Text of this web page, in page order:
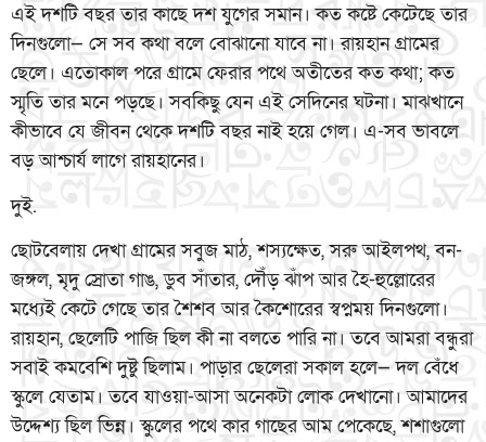
এই দশটি বছর তার কাছে দশ যুগের সমান। কত কষ্টে কেটেছে তার
দিনগুলো— সে সব কথা বলে বোঝানো যাবে না। রায়হান গ্রামের
ছেলে। এতোকাল পরে গ্রামে ফেরার পথে অতীতের কত কথা; কত
স্মৃতি তার মনে পড়ছে। সবকিছু যেন এই সেদিনের ঘটনা। মাঝখানে
কীভাবে যে জীবন থেকে দশটি বছর নাই হয়ে গেল। এ-সব ভাবলে
বড় আশ্চার্য লাগে রায়হানের।
দুই.
ছোটবেলায় দেখা গ্রামের সবুজ মাঠ, শস্যক্ষেত, সরু আইলপথ, বন-
জঙ্গল, মৃদু স্রোতা গাঙ, ডুব সাঁতার, দৌঁড় ঝাঁপ আর হৈ-হুল্লোরের
মধ্যেই কেটে গেছে তার শৈশব আর কৈশোরের স্বপ্নময় দিনগুলো।
রায়হান, ছেলেটি পাজি ছিল কী না বলতে পারি না। তবে আমরা বন্ধুরা
সবাই কমবেশি দুষ্টু ছিলাম। পাড়ার ছেলেরা সকাল হলে— দল বেঁধে
স্কুলে যেতাম। তবে যাওয়া-আসা অনেকটা লোক দেখানো। আমাদের
উদ্দেশ্য ছিল ভিন্ন। স্কুলের পথে কার গাছের আম পেকেছে, শশাগুলো